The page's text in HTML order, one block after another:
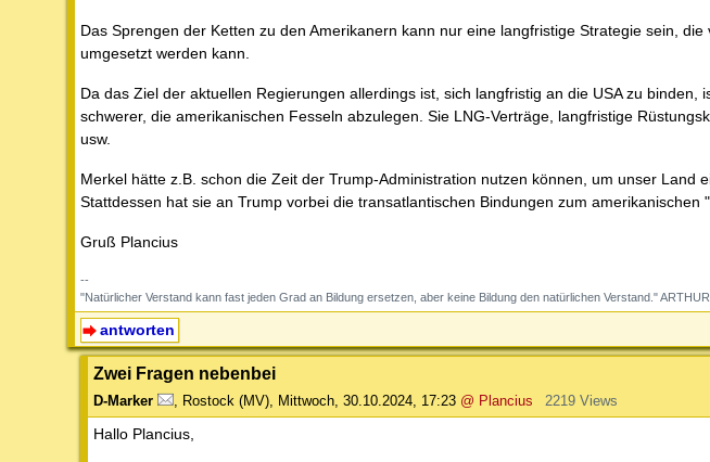
Das Sprengen der Ketten zu den Amerikanern kann nur eine langfristige Strategie sein,
umgesetzt werden kann.
Da das Ziel der aktuellen Regierungen allerdings ist, sich langfristig an die USA zu
schwerer, die amerikanischen Fesseln abzulegen. Sie LNG-Verträge, langfristige
usw.
Merkel hätte z.B. schon die Zeit der Trump-Administration nutzen können, um unser Land
Stattdessen hat sie an Trump vorbei die transatlantischen Bindungen zum amerikanischen
Gruß Plancius
--
"Natürlicher Verstand kann fast jeden Grad an Bildung ersetzen, aber keine Bildung den natürlichen Verstand."
antworten
Zwei Fragen nebenbei
D-Marker Rostock (MV) Mittwoch, 30.10.2024, 17:23 @ Plancius 2219 Views
Hallo Plancius,